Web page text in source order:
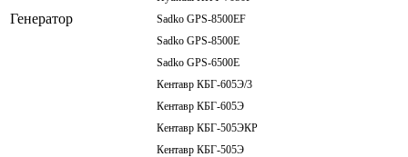
Генератор
Sadko GPS-8500EF
Sadko GPS-8500E
Sadko GPS-6500E
Кентавр КБГ-605Э/3
Кентавр КБГ-605Э
Кентавр КБГ-505ЭКР
Кентавр КБГ-505Э